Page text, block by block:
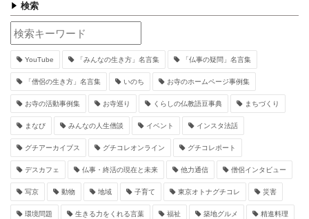
検索
YouTube 「みんなの生き方」名言集 「仏事の疑問」名言集
「僧侶の生き方」名言集 いのち お寺のホームページ事例集
お寺の活動事例集 お寺巡り くらしの仏教語豆事典 まちづくり
まなび みんなの人生僧談 イベント インスタ法話
グチアーカイブス グチコレオンライン グチコレポート
デスカフェ 仏事・終活の現在と未来 他力通信 僧侶インタビュー
写京 動物 地域 子育て 東京オトナグチコレ 災害
環境問題 生きる力をくれる言葉 福祉 築地グルメ 精進料理